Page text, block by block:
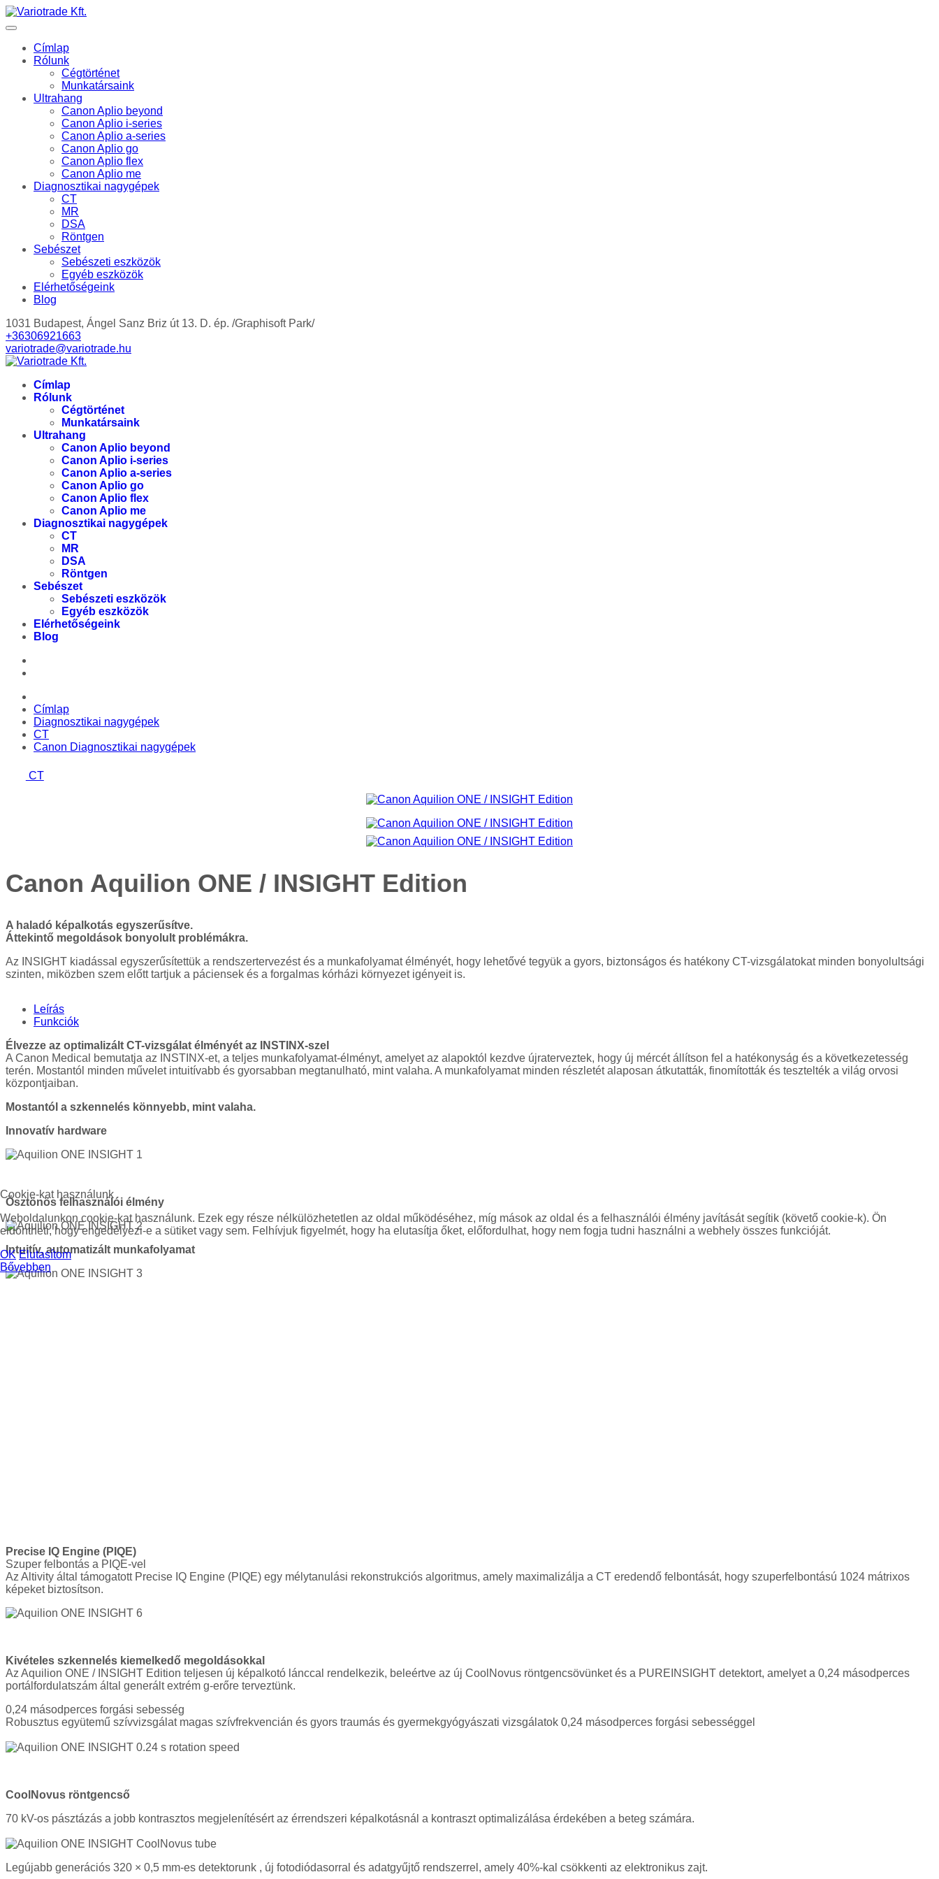
Címlap
Rólunk
Cégtörténet
Munkatársaink
Ultrahang
Canon Aplio beyond
Canon Aplio i-series
Canon Aplio a-series
Canon Aplio go
Canon Aplio flex
Canon Aplio me
Diagnosztikai nagygépek
CT
MR
DSA
Röntgen
Sebészet
Sebészeti eszközök
Egyéb eszközök
Elérhetőségeink
Blog
1031 Budapest, Ángel Sanz Briz út 13. D. ép. /Graphisoft Park/
+36306921663
variotrade@variotrade.hu
Címlap
Rólunk
Cégtörténet
Munkatársaink
Ultrahang
Canon Aplio beyond
Canon Aplio i-series
Canon Aplio a-series
Canon Aplio go
Canon Aplio flex
Canon Aplio me
Diagnosztikai nagygépek
CT
MR
DSA
Röntgen
Sebészet
Sebészeti eszközök
Egyéb eszközök
Elérhetőségeink
Blog
Címlap
Diagnosztikai nagygépek
CT
Canon Diagnosztikai nagygépek
CT
Canon Aquilion ONE / INSIGHT Edition
A haladó képalkotás egyszerűsítve.
Áttekintő megoldások bonyolult problémákra.
Az INSIGHT kiadással egyszerűsítettük a rendszertervezést és a munkafolyamat élményét, hogy lehetővé tegyük a gyors, biztonságos és hatékony CT-vizsgálatokat minden bonyolultsági
szinten, miközben szem előtt tartjuk a páciensek és a forgalmas kórházi környezet igényeit is.
Leírás
Funkciók
Élvezze az optimalizált CT-vizsgálat élményét az INSTINX-szel
A Canon Medical bemutatja az INSTINX-et, a teljes munkafolyamat-élményt, amelyet az alapoktól kezdve újraterveztek, hogy új mércét állítson fel a hatékonyság és a következetesség
terén. Mostantól minden művelet intuitívabb és gyorsabban megtanulható, mint valaha. A munkafolyamat minden részletét alaposan átkutatták, finomították és tesztelték a világ orvosi
központjaiban.
Mostantól a szkennelés könnyebb, mint valaha.
Innovatív hardware
Ösztönös felhasználói élmény
Intuitív, automatizált munkafolyamat
Precise IQ Engine (PIQE)
Szuper felbontás a PIQE-vel
Az Altivity által támogatott Precise IQ Engine (PIQE) egy mélytanulási rekonstrukciós algoritmus, amely maximalizálja a CT eredendő felbontását, hogy szuperfelbontású 1024 mátrixos
képeket biztosítson.
Kivételes szkennelés kiemelkedő megoldásokkal
Az Aquilion ONE / INSIGHT Edition teljesen új képalkotó lánccal rendelkezik, beleértve az új CoolNovus röntgencsövünket és a PUREINSIGHT detektort, amelyet a 0,24 másodperces
portálfordulatszám által generált extrém g-erőre terveztünk.
0,24 másodperces forgási sebesség
Robusztus együtemű szívvizsgálat magas szívfrekvencián és gyors traumás és gyermekgyógyászati vizsgálatok 0,24 másodperces forgási sebességgel
CoolNovus röntgencső
70 kV-os pásztázás a jobb kontrasztos megjelenítésért az érrendszeri képalkotásnál a kontraszt optimalizálása érdekében a beteg számára.
Legújabb generációs 320 × 0,5 mm-es detektorunk , új fotodiódasorral és adatgyűjtő rendszerrel, amely 40%-kal csökkenti az elektronikus zajt.
Cookie-kat használunk
Weboldalunkon cookie-kat használunk. Ezek egy része nélkülözhetetlen az oldal működéséhez, míg mások az oldal és a felhasználói élmény javítását segítik (követő cookie-k). Ön
eldöntheti, hogy engedélyezi-e a sütiket vagy sem. Felhívjuk figyelmét, hogy ha elutasítja őket, előfordulhat, hogy nem fogja tudni használni a webhely összes funkcióját.
OK Elutasítom
Bővebben